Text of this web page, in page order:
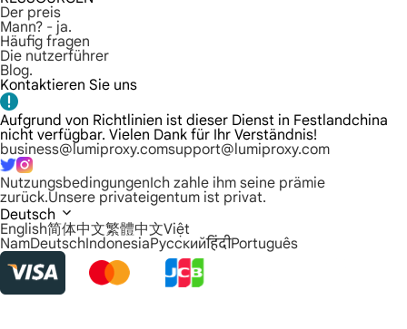
Der preis
Mann? - ja.
Häufig fragen
Die nutzerführer
Blog.
Kontaktieren Sie uns
Aufgrund von Richtlinien ist dieser Dienst in Festlandchina
nicht verfügbar. Vielen Dank für Ihr Verständnis!
business@lumiproxy.comsupport@lumiproxy.com
NutzungsbedingungenIch zahle ihm seine prämie
zurück.Unsere privateigentum ist privat.
Deutsch
English简体中文繁體中文Việt
NamDeutschIndonesiaРусскийहिंदीPortuguês